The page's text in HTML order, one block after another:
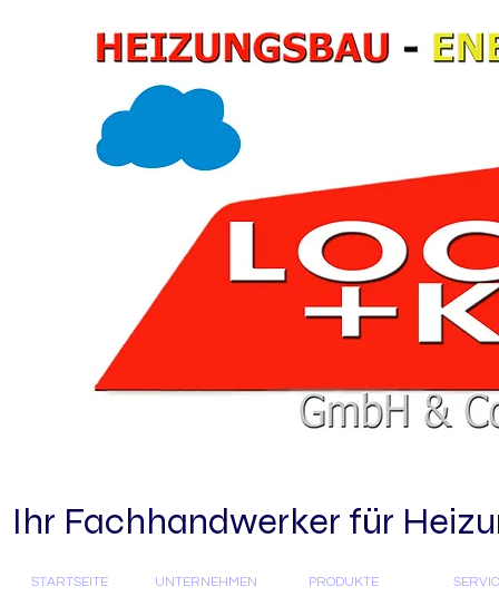
Ihr Fachhandwerker für
STARTSEITE UNTERNEHMEN PRODUKTE